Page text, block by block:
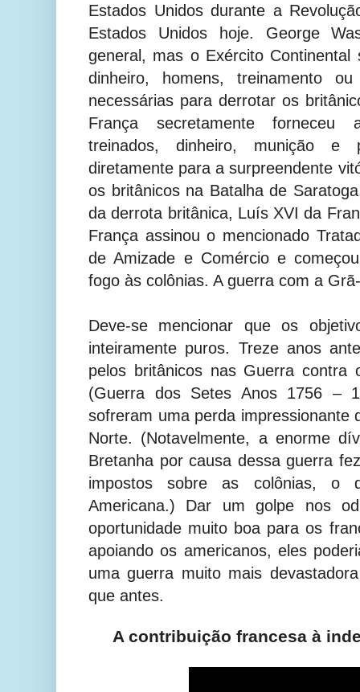
Estados Unidos durante a
Estados Unidos hoje. George
general, mas o Exército Continental
dinheiro, homens, treinamento
necessárias para derrotar os
França secretamente forneceu
treinados, dinheiro, munição e
diretamente para a surpreendente
os britânicos na Batalha de
da derrota britânica, Luís XVI da
França assinou o mencionado
de Amizade e Comércio e
fogo às colônias. A guerra com a
Deve-se mencionar que os
inteiramente puros. Treze anos
pelos britânicos nas Guerra contra
(Guerra dos Setes Anos 1756 –
sofreram uma perda impressionante
Norte. (Notavelmente, a enorme
Bretanha por causa dessa guerra
impostos sobre as colônias, o
Americana.) Dar um golpe nos
oportunidade muito boa para os
apoiando os americanos, eles
uma guerra muito mais
que antes.
A contribuição francesa à